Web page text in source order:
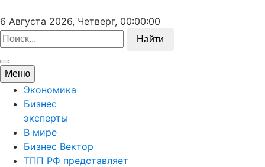
6 Августа 2026, Четверг, 00:00:00
Найти
Меню
Экономика
Бизнес
эксперты
В мире
Бизнес Вектор
ТПП РФ представляет